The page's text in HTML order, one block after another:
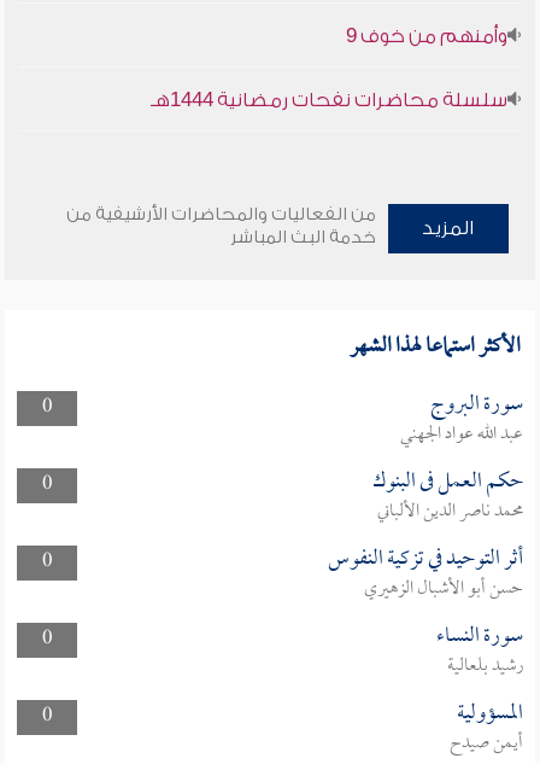
وأمنهم من خوف 9
سلسلة محاضرات نفحات رمضانية 1444هـ
المزيد
من الفعاليات والمحاضرات الأرشيفية من
خدمة البث المباشر
الأكثر استماعا لهذا الشهر
0 سورة البروج
عبد الله عواد الجهني
0
حكم العمل فى البنوك
محمد ناصر الدين الألباني
0
أثر التوحيد في تزكية النفوس
حسن أبو الأشبال الزهيري
0
سورة النساء
رشيد بلعالية
0
المسؤولية
أيمن صيدح